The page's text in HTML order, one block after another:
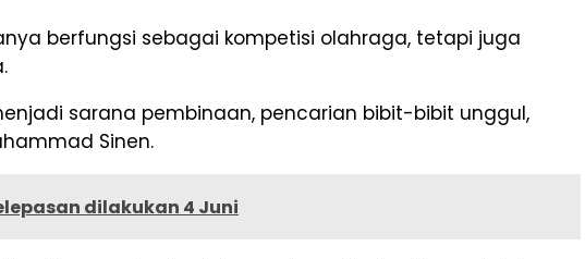
berfungsi sebagai kompetisi olahraga, tetapi juga
sarana pembinaan, pencarian bibit-bibit unggul,
Sinen.
dilakukan 4 Juni